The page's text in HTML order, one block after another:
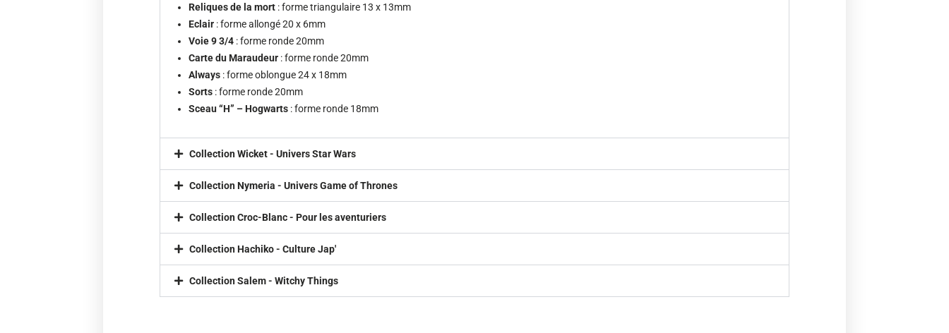
Reliques de la mort : forme triangulaire 13 x 13mm
Eclair : forme allongé 20 x 6mm
Voie 9 3/4 : forme ronde 20mm
Carte du Maraudeur : forme ronde 20mm
Always : forme oblongue 24 x 18mm
Sorts : forme ronde 20mm
Sceau “H” – Hogwarts : forme ronde 18mm
Collection Wicket - Univers Star Wars
Collection Nymeria - Univers Game of Thrones
Collection Croc-Blanc - Pour les aventuriers
Collection Hachiko - Culture Jap'
Collection Salem - Witchy Things